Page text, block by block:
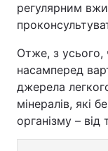
регулярним
Отже, з
насамперед
джерела
мінералів, які
організму – від